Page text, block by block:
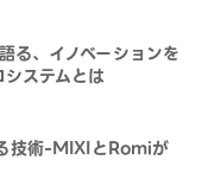
る、イノベーションを
ステムとは
技術-MIXIとRomiが